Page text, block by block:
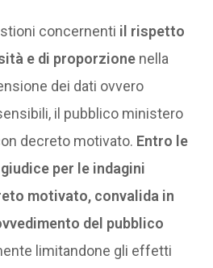
concernenti il rispetto
e di proporzione nella
dei dati ovvero
il pubblico ministero
decreto motivato. Entro le
per le indagini
motivato, convalida in
del pubblico
limitandone gli effetti